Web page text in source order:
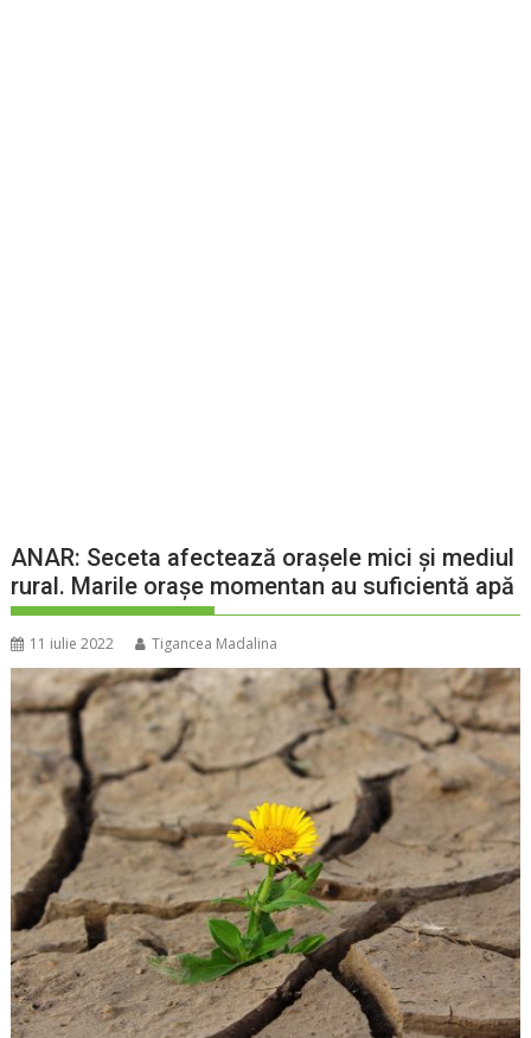
ANAR: Seceta afectează orașele mici și mediul
rural. Marile orașe momentan au suficientă apă
11 iulie 2022 Tigancea Madalina